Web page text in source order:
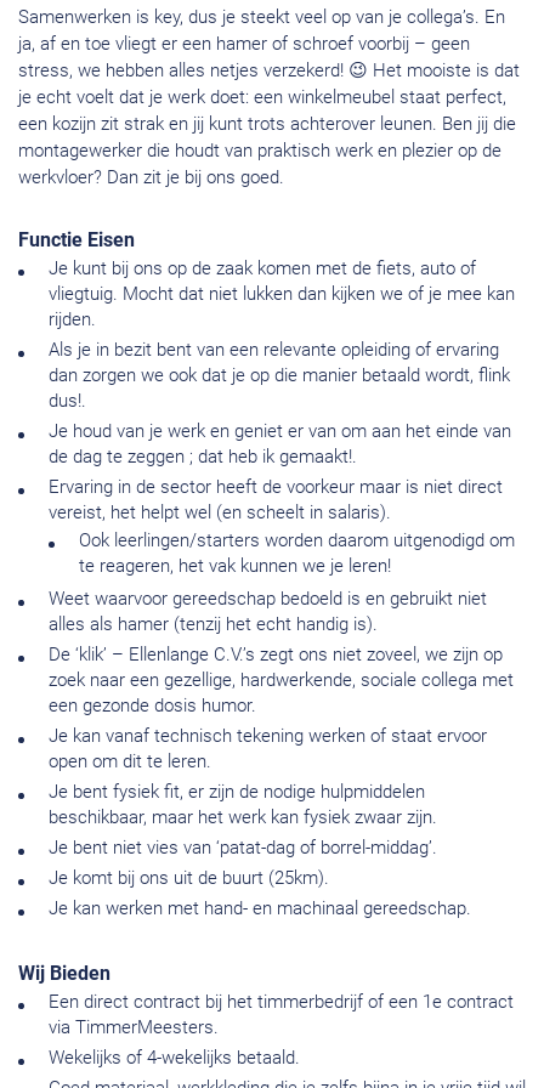
Samenwerken is key, dus je steekt veel op van je collega’s. En
ja, af en toe vliegt er een hamer of schroef voorbij – geen
stress, we hebben alles netjes verzekerd! 😉 Het mooiste is dat
je echt voelt dat je werk doet: een winkelmeubel staat perfect,
een kozijn zit strak en jij kunt trots achterover leunen. Ben jij die
montagewerker die houdt van praktisch werk en plezier op de
werkvloer? Dan zit je bij ons goed.
Functie Eisen
Je kunt bij ons op de zaak komen met de fiets, auto of
vliegtuig. Mocht dat niet lukken dan kijken we of je mee kan
rijden.
Als je in bezit bent van een relevante opleiding of ervaring
dan zorgen we ook dat je op die manier betaald wordt, flink
dus!.
Je houd van je werk en geniet er van om aan het einde van
de dag te zeggen ; dat heb ik gemaakt!.
Ervaring in de sector heeft de voorkeur maar is niet direct
vereist, het helpt wel (en scheelt in salaris).
Ook leerlingen/starters worden daarom uitgenodigd om
te reageren, het vak kunnen we je leren!
Weet waarvoor gereedschap bedoeld is en gebruikt niet
alles als hamer (tenzij het echt handig is).
De ‘klik’ – Ellenlange C.V.’s zegt ons niet zoveel, we zijn op
zoek naar een gezellige, hardwerkende, sociale collega met
een gezonde dosis humor.
Je kan vanaf technisch tekening werken of staat ervoor
open om dit te leren.
Je bent fysiek fit, er zijn de nodige hulpmiddelen
beschikbaar, maar het werk kan fysiek zwaar zijn.
Je bent niet vies van ‘patat-dag of borrel-middag’.
Je komt bij ons uit de buurt (25km).
Je kan werken met hand- en machinaal gereedschap.
Wij Bieden
Een direct contract bij het timmerbedrijf of een 1e contract
via TimmerMeesters.
Wekelijks of 4-wekelijks betaald.